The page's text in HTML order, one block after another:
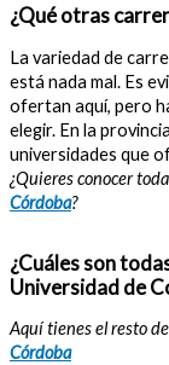
¿Qué otras
La variedad de
está nada mal. Es
ofertan aquí, pero
elegir. En la
universidades que
¿Quieres conocer
Córdoba?
¿Cuáles son
Universidad de
Aquí tienes el resto
Córdoba